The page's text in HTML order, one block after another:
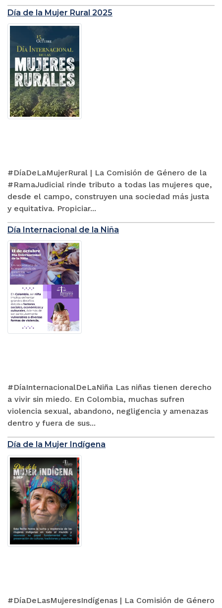
Día de la Mujer Rural 2025
#DíaDeLaMujerRural | La Comisión de Género de la
#RamaJudicial rinde tributo a todas las mujeres que,
desde el campo, construyen una sociedad más justa
y equitativa. Propiciar...
Día Internacional de la Niña
#DíaInternacionalDeLaNiña Las niñas tienen derecho
a vivir sin miedo. En Colombia, muchas sufren
violencia sexual, abandono, negligencia y amenazas
dentro y fuera de sus...
Día de la Mujer Indígena
#DíaDeLasMujeresIndígenas | La Comisión de Género